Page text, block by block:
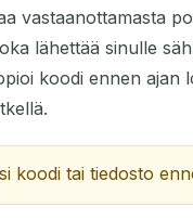
vastaanottamasta
lähettää sinulle
koodi ennen
koodi tai tiedosto